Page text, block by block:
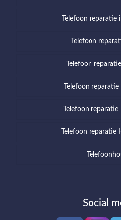
Telefoon reparatie
Telefoon
Telefoon
Telefoon
Telefoon
Telefoon reparatie
Social